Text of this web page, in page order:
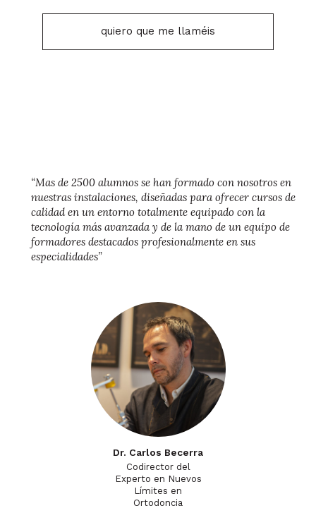
quiero que me llaméis
“Mas de 2500 alumnos se han formado con nosotros en
nuestras instalaciones, diseñadas para ofrecer cursos de
calidad en un entorno totalmente equipado con la
tecnología más avanzada y de la mano de un equipo de
formadores destacados profesionalmente en sus
especialidades”
Dr. Carlos Becerra
Codirector del
Experto en Nuevos
Límites en
Ortodoncia